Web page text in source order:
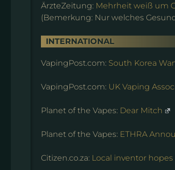
ÄrzteZeitung: Mehrheit weiß um
(Bemerkung: Nur welches
INTERNATIONAL
VapingPost.com: South Korea
VapingPost.com: UK Vaping
Planet of the Vapes: Dear Mitch
Planet of the Vapes: ETHRA
Citizen.co.za: Local inventor